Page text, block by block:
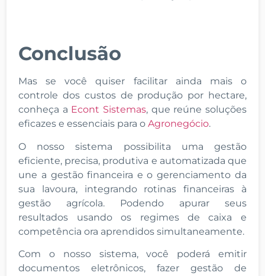
Conclusão
Mas se você quiser facilitar ainda mais o
controle dos custos de produção por hectare,
conheça a Econt Sistemas, que reúne soluções
eficazes e essenciais para oAgronegócio.
O nosso sistema possibilita uma gestão
eficiente, precisa, produtiva e automatizada que
une a gestão financeira e o gerenciamento da
sua lavoura, integrando rotinas financeiras à
gestão agrícola. Podendo apurar seus
resultados usando os regimes de caixa e
competência ora aprendidos simultaneamente.
Com o nosso sistema, você poderá emitir
documentos eletrônicos, fazer gestão de